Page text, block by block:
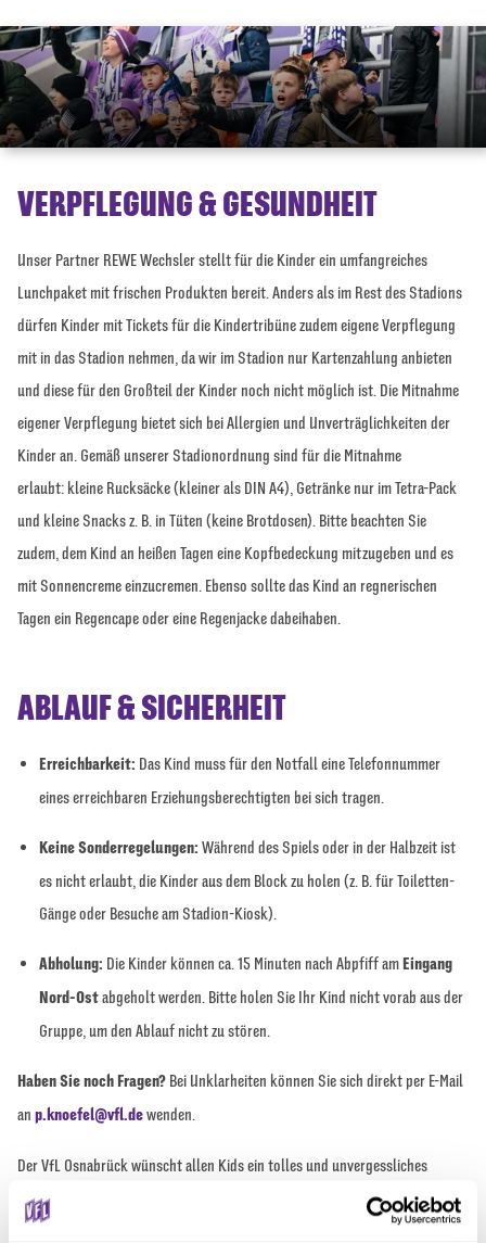
VERPFLEGUNG & GESUNDHEIT
Unser Partner REWE Wechsler stellt für die Kinder ein umfangreiches
Lunchpaket mit frischen Produkten bereit. Anders als im Rest des Stadions
dürfen Kinder mit Tickets für die Kindertribüne zudem eigene Verpflegung
mit in das Stadion nehmen, da wir im Stadion nur Kartenzahlung anbieten
und diese für den Großteil der Kinder noch nicht möglich ist. Die Mitnahme
eigener Verpflegung bietet sich bei Allergien und Unverträglichkeiten der
Kinder an. Gemäß unserer Stadionordnung sind für die Mitnahme
erlaubt: kleine Rucksäcke (kleiner als DIN A4), Getränke nur im Tetra-Pack
und kleine Snacks z. B. in Tüten (keine Brotdosen). Bitte beachten Sie
zudem, dem Kind an heißen Tagen eine Kopfbedeckung mitzugeben und es
mit Sonnencreme einzucremen. Ebenso sollte das Kind an regnerischen
Tagen ein Regencape oder eine Regenjacke dabeihaben.
ABLAUF & SICHERHEIT
Erreichbarkeit: Das Kind muss für den Notfall eine Telefonnummer
eines erreichbaren Erziehungsberechtigten bei sich tragen.
Keine Sonderregelungen: Während des Spiels oder in der Halbzeit ist
es nicht erlaubt, die Kinder aus dem Block zu holen (z. B. für Toiletten-
Gänge oder Besuche am Stadion-Kiosk).
Abholung: Die Kinder können ca. 15 Minuten nach Abpfiff am Eingang
Nord-Ostabgeholt werden. Bitte holen Sie Ihr Kind nicht vorab aus der
Gruppe, um den Ablauf nicht zu stören.
Haben Sie noch Fragen? Bei Unklarheiten können Sie sich direkt per E-Mail
an p.knoefel@vfl.dewenden.
Der VfL Osnabrück wünscht allen Kids ein tolles und unvergessliches
Stadionerlebnis!